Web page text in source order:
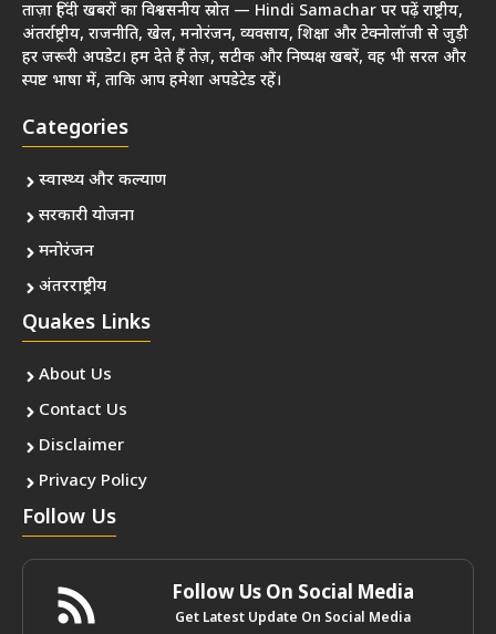
ताज़ा हिंदी खबरों का विश्वसनीय स्रोत — Hindi Samachar पर पढ़ें राष्ट्रीय,
अंतर्राष्ट्रीय, राजनीति, खेल, मनोरंजन, व्यवसाय, शिक्षा और टेक्नोलॉजी से जुड़ी
हर जरूरी अपडेट। हम देते हैं तेज़, सटीक और निष्पक्ष खबरें, वह भी सरल और
स्पष्ट भाषा में, ताकि आप हमेशा अपडेटेड रहें।
Categories
स्वास्थ्य और कल्याण
सरकारी योजना
मनोरंजन
अंतरराष्ट्रीय
Quakes Links
About Us
Contact Us
Disclaimer
Privacy Policy
Follow Us
Follow Us On Social Media
Get Latest Update On Social Media